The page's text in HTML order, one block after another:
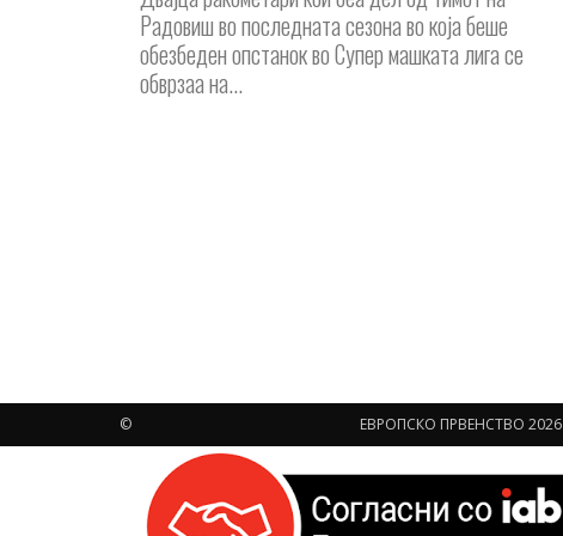
Радовиш во последната сезона во која беше
обезбеден опстанок во Супер машката лига се
обврзаа на...
ЕВРОПСКО ПРВЕНСТВО 2026
©